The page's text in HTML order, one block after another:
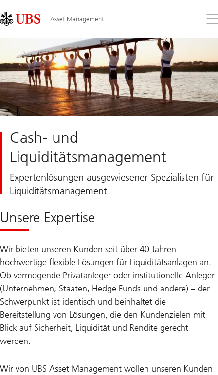
Links
Area
Asset Management
Sie
Cash- und
Liquiditätsmanagement
Expertenlösungen ausgewiesener Spezialisten für
Liquiditätsmanagement
Unsere Expertise
Wir bieten unseren Kunden seit über 40 Jahren
hochwertige flexible Lösungen für Liquiditätsanlagen an.
Ob vermögende Privatanleger oder institutionelle Anleger
(Unternehmen, Staaten, Hedge Funds und andere) – der
Schwerpunkt ist identisch und beinhaltet die
Bereitstellung von Lösungen, die den Kundenzielen mit
Blick auf Sicherheit, Liquidität und Rendite gerecht
werden.
Wir von UBS Asset Management wollen unseren Kunden